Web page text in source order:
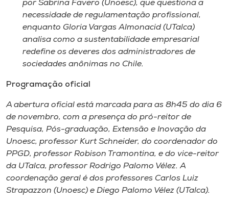
por Sabrina Favero (Unoesc), que questiona a
necessidade de regulamentação profissional,
enquanto Gloria Vargas Almonacid (UTalca)
analisa como a sustentabilidade empresarial
redefine os deveres dos administradores de
sociedades anônimas no Chile.
Programação oficial
A abertura oficial está marcada para as 8h45 do dia 6
de novembro, com a presença do pró-reitor de
Pesquisa, Pós-graduação, Extensão e Inovação da
Unoesc, professor Kurt Schneider, do coordenador do
PPGD, professor Robison Tramontina, e do vice-reitor
da UTalca, professor Rodrigo Palomo Vélez. A
coordenação geral é dos professores Carlos Luiz
Strapazzon (Unoesc) e Diego Palomo Vélez (UTalca).